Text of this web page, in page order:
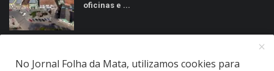
oficinas e ...
No Jornal Folha da Mata, utilizamos cookies para